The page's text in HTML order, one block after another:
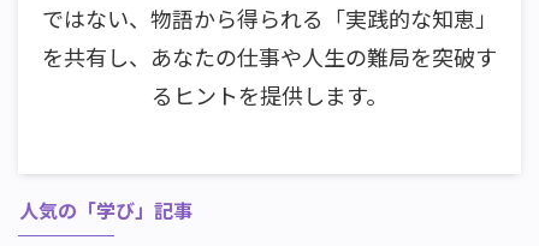
ではない、物語から得られる「実践的な知恵」
を共有し、あなたの仕事や人生の難局を突破す
るヒントを提供します。
人気の「学び」記事